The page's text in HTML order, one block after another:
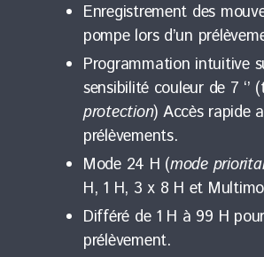
Enregistrement des
pompe lors d’un
Programmation intuitive
sensibilité couleur de 7 ‘’
protection) Accès rapide
prélèvements.
Mode 24 H (mode
H, 1 H, 3 x 8 H et
Différé de 1 H à 99 H
prélèvement.